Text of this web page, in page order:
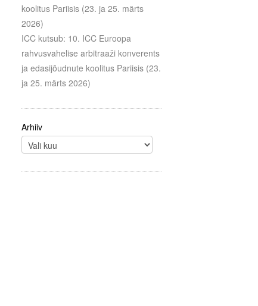
koolitus Pariisis (23. ja 25. märts
2026)
ICC kutsub: 10. ICC Euroopa
rahvusvahelise arbitraaži konverents
ja edasijõudnute koolitus Pariisis (23.
ja 25. märts 2026)
Arhiiv